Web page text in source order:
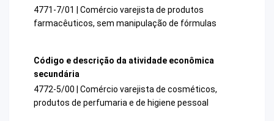
4771-7/01 | Comércio varejista de produtos
farmacêuticos, sem manipulação de fórmulas
Código e descrição da atividade econômica
secundária
4772-5/00 | Comércio varejista de cosméticos,
produtos de perfumaria e de higiene pessoal